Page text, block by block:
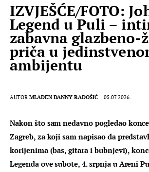
IZVJEŠĆE/FOTO:
Legend u Puli –
zabavna glazbeno-
priča u
ambijentu
AUTOR MLADEN DANNY RADOŠIĆ 05.07.2026.
Nakon što sam nedavno pogledao
Zagreb, za koji sam napisao da
korijenima (bas, gitara i bubnjevi),
Legenda ove subote, 4. srpnja u Areni